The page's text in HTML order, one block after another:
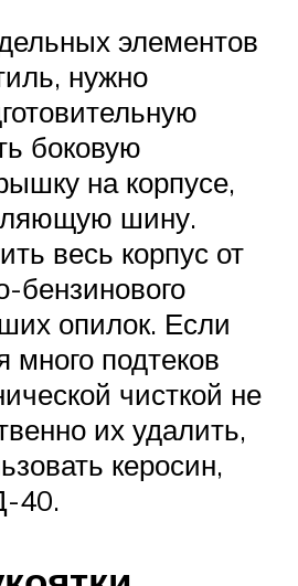
элементов
нужно
боковую
на корпусе,
шину.
весь корпус от
бензинового
опилок. Если
много подтеков
чисткой не
их удалить,
керосин,
40.